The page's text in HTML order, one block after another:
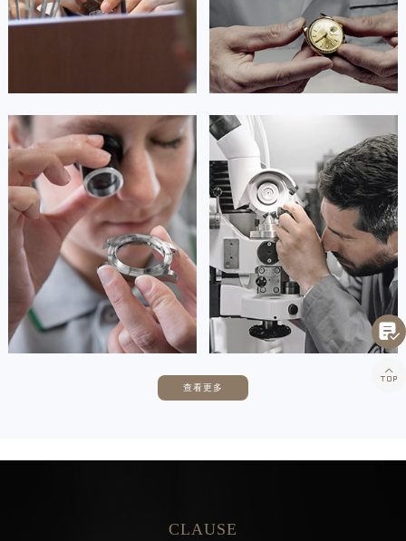
 重庆黔江区阿玛尼维修  重庆涪陵区阿玛尼维修
安尼塔·阿普里尔
资深阿玛尼技师
是重庆渝中区阿玛尼售后服务中心
(阿玛尼维修保养中心)
的高级技师之一
Chongqing Armani Maintain center
 重庆渝中区阿玛尼维修
贝亚特·布兰奇
资深阿玛尼技师
是重庆大渡口区阿玛尼售后服务中心
(阿玛尼维修保养中心)
的高级技师之一
Chongqing Armani Maintain center
 重庆大渡口区阿玛尼维修
辛迪·克莱门特
查看更多
CLAUSE

